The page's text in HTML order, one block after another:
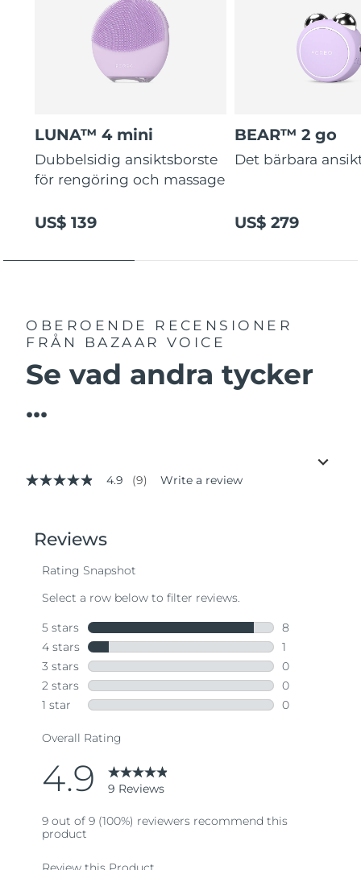
LUNA™ 4 mini
Dubbelsidig ansiktsborste
för rengöring och massage
US$ 139
BEAR™ 2 go
Det bärbara
US$ 279
OBEROENDE RECENSIONER
FRÅN BAZAAR VOICE
Se vad andra tycker
...
4.9
stars,
rating
value.
Same
page
link.
4.9 (9) Write a review